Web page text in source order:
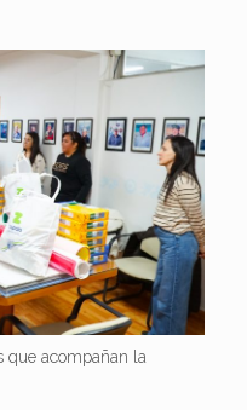
que acompañan la